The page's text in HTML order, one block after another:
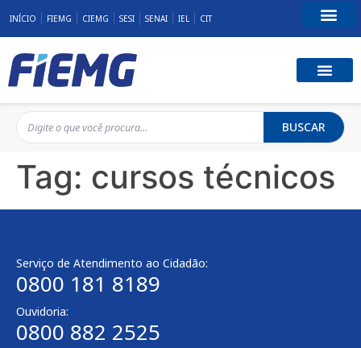
INÍCIO FIEMG CIEMG SESI SENAI IEL CIT
BUSCAR
Tag: cursos técnicos
Serviço de Atendimento ao Cidadão:
0800 181 8189
Ouvidoria:
0800 882 2525